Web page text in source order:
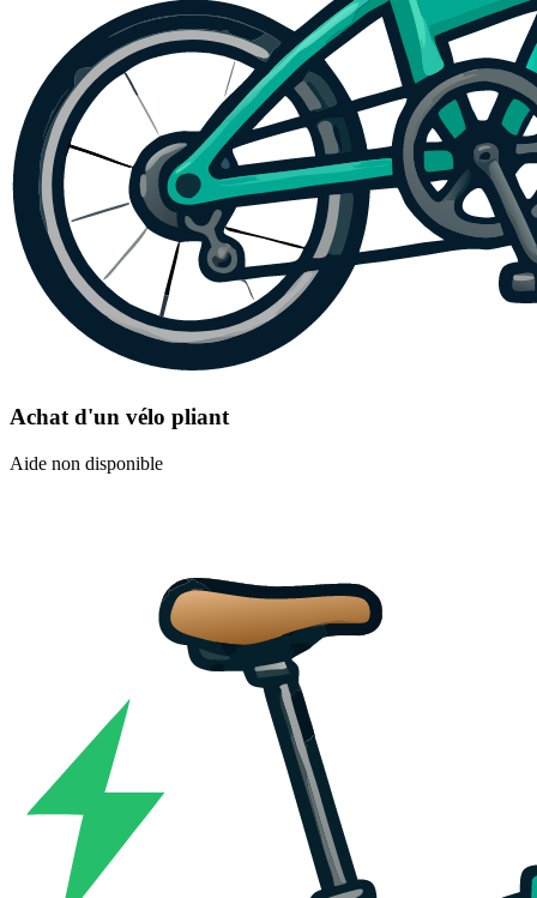
Achat d'un vélo pliant
Aide non disponible